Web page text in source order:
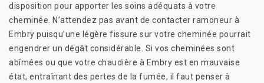
disposition pour apporter les soins adéquats à votre
cheminée. N’attendez pas avant de contacter ramoneur à
Embry puisqu’une légère fissure sur votre cheminée pourrait
engendrer un dégât considérable. Si vos cheminées sont
abîmées ou que votre chaudière à Embry est en mauvaise
état, entraînant des pertes de la fumée, il faut penser à